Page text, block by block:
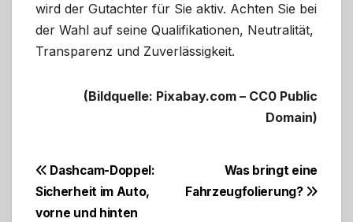
wird der Gutachter für Sie aktiv. Achten Sie bei
der Wahl auf seine Qualifikationen, Neutralität,
Transparenz und Zuverlässigkeit.
(Bildquelle: Pixabay.com – CC0 Public
Domain)
BeitragsnavigationWas bringt eine
Fahrzeugfolierung?
Dashcam-Doppel:
Sicherheit im Auto,
vorne und hinten